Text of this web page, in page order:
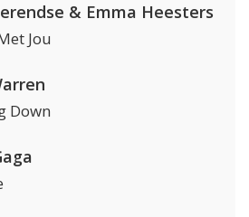
& Emma Heesters
Jou
Down